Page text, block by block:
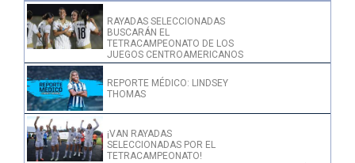
RAYADAS SELECCIONADAS
BUSCARÁN EL
TETRACAMPEONATO DE LOS
JUEGOS CENTROAMERICANOS
REPORTE MÉDICO: LINDSEY
THOMAS
¡VAN RAYADAS
SELECCIONADAS POR EL
TETRACAMPEONATO!